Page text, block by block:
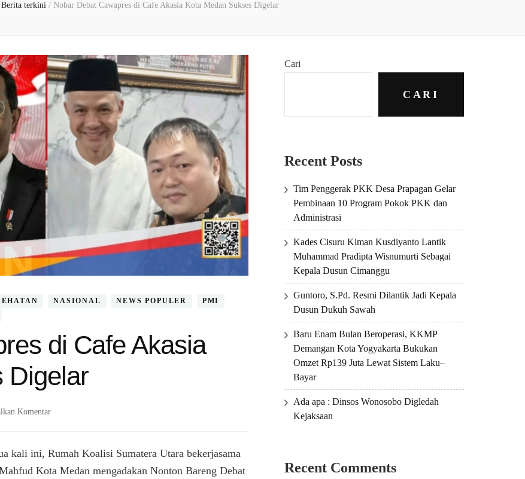
Berita terkini / Nobar Debat Cawapres di Cafe Akasia Kota Medan Sukses Digelar
NASIONAL NEWS POPULER
PMI
di Cafe Akasia
Digelar
Komentarpada
Cawapres
Cafe
kali ini, Rumah Koalisi Sumatera Utara bekerjasama
Kota Medan mengadakan Nonton Bareng Debat
Cari
CARI
Recent Posts
Tim Penggerak PKK Desa Prapagan Gelar
Pembinaan 10 Program Pokok PKK dan
Administrasi
Kades Cisuru Kiman Kusdiyanto Lantik
Muhammad Pradipta Wisnumurti Sebagai
Kepala Dusun Cimanggu
Guntoro, S.Pd. Resmi Dilantik Jadi Kepala
Dusun Dukuh Sawah
Baru Enam Bulan Beroperasi, KKMP
Demangan Kota Yogyakarta Bukukan
Omzet Rp139 Juta Lewat Sistem Laku–
Bayar
Ada apa : Dinsos Wonosobo Digledah
Kejaksaan
Recent Comments